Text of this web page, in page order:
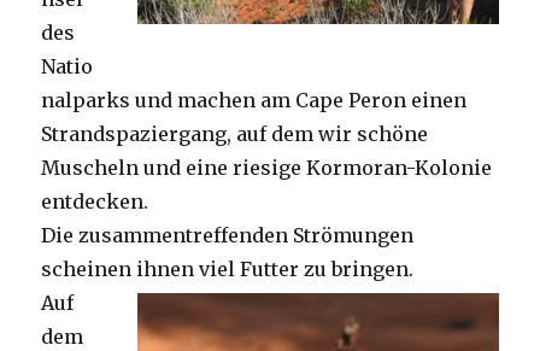
des
Natio
nalparks und machen am Cape Peron einen
Strandspaziergang, auf dem wir schöne
Muscheln und eine riesige Kormoran-Kolonie
entdecken.
Die zusammentreffenden Strömungen
scheinen ihnen viel Futter zu bringen.
Auf
dem